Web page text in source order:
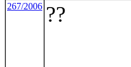
267/2006 ??